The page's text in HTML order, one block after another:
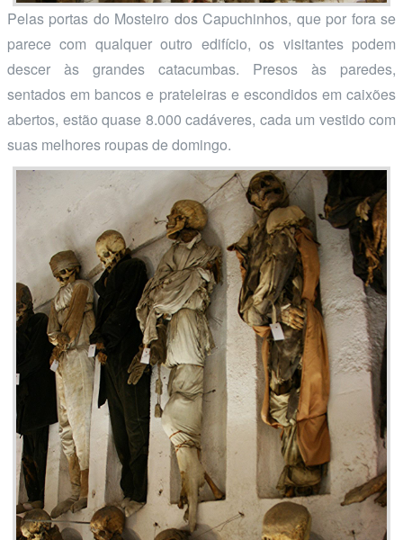
Pelas portas do Mosteiro dos Capuchinhos, que por fora se
parece com qualquer outro edifício, os visitantes podem
descer às grandes catacumbas. Presos às paredes,
sentados em bancos e prateleiras e escondidos em caixões
abertos, estão quase 8.000 cadáveres, cada um vestido com
suas melhores roupas de domingo.